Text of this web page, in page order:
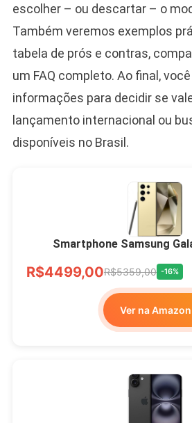
escolher – ou descartar – o
Também veremos exemplos
tabela de prós e contras,
um FAQ completo. Ao final,
informações para decidir se
lançamento internacional ou
disponíveis no Brasil.
Smartphone Samsung
R$4499,00R$5359,00 -16%
Ver na Amazon